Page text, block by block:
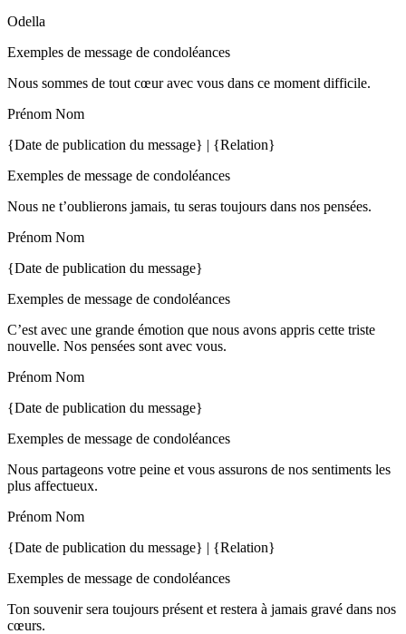
Odella
Exemples de message de condoléances
Nous sommes de tout cœur avec vous dans ce moment difficile.
Prénom Nom
{Date de publication du message} | {Relation}
Exemples de message de condoléances
Nous ne t’oublierons jamais, tu seras toujours dans nos pensées.
Prénom Nom
{Date de publication du message}
Exemples de message de condoléances
C’est avec une grande émotion que nous avons appris cette triste
nouvelle. Nos pensées sont avec vous.
Prénom Nom
{Date de publication du message}
Exemples de message de condoléances
Nous partageons votre peine et vous assurons de nos sentiments les
plus affectueux.
Prénom Nom
{Date de publication du message} | {Relation}
Exemples de message de condoléances
Ton souvenir sera toujours présent et restera à jamais gravé dans nos
cœurs.